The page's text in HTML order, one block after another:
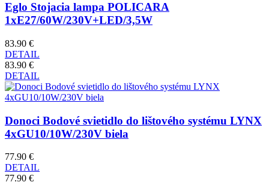
Eglo Stojacia lampa POLICARA
1xE27/60W/230V+LED/3,5W
83.90 €
DETAIL
83.90 €
DETAIL
Donoci Bodové svietidlo do lištového systému LYNX
4xGU10/10W/230V biela
77.90 €
DETAIL
77.90 €